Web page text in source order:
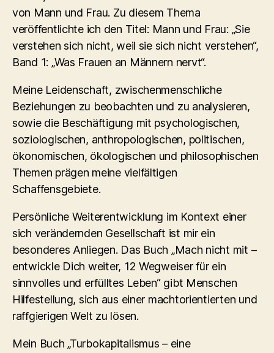
von Mann und Frau. Zu diesem Thema
veröffentlichte ich den Titel: Mann und Frau: „Sie
verstehen sich nicht, weil sie sich nicht verstehen“,
Band 1: „Was Frauen an Männern nervt“.
Meine Leidenschaft, zwischenmenschliche
Beziehungen zu beobachten und zu analysieren,
sowie die Beschäftigung mit psychologischen,
soziologischen, anthropologischen, politischen,
ökonomischen, ökologischen und philosophischen
Themen prägen meine vielfältigen
Schaffensgebiete.
Persönliche Weiterentwicklung im Kontext einer
sich verändernden Gesellschaft ist mir ein
besonderes Anliegen. Das Buch „Mach nicht mit –
entwickle Dich weiter, 12 Wegweiser für ein
sinnvolles und erfülltes Leben“ gibt Menschen
Hilfestellung, sich aus einer machtorientierten und
raffgierigen Welt zu lösen.
Mein Buch „Turbokapitalismus – eine